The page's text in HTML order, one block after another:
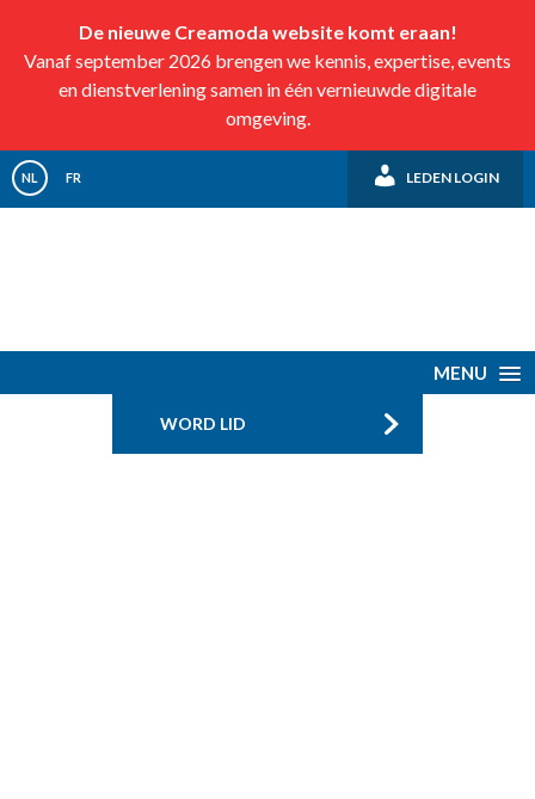
De nieuwe Creamoda website komt eraan!
Vanaf september 2026 brengen we kennis, expertise, events
en dienstverlening samen in één vernieuwde digitale
omgeving.
NL FR LEDEN LOGIN
MENU
WORD LID